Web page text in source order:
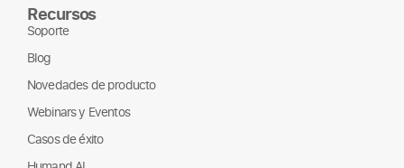
Recursos
Soporte
Blog
Novedades de producto
Webinars y Eventos
Casos de éxito